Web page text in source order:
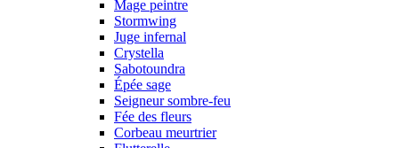
Mage peintre
Stormwing
Juge infernal
Crystella
Sabotoundra
Épée sage
Seigneur sombre-feu
Fée des fleurs
Corbeau meurtrier